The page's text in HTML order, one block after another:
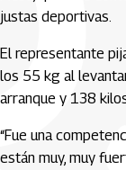
justas deportivas.
El representante
los 55 kg al
arranque y 138
“Fue una
están muy, muy